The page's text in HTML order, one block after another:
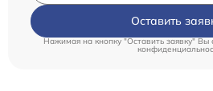
Оставить
Нажимая на кнопку "Оставить заявку" Вы